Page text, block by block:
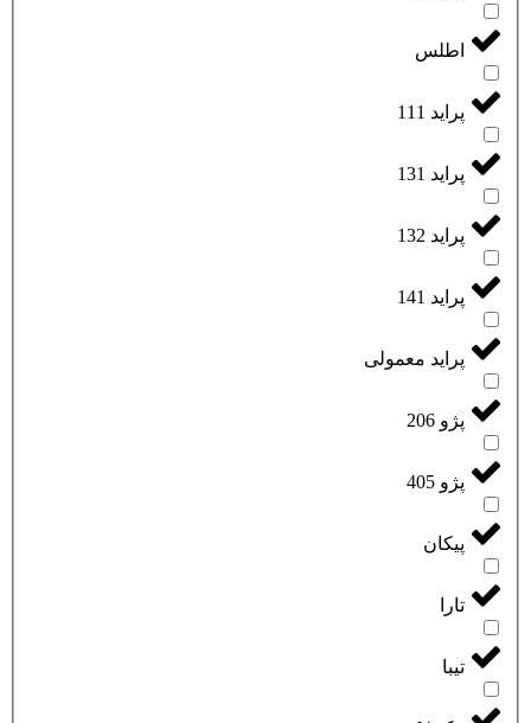
اطلس
پراید 111
پراید 131
پراید 132
پراید 141
پراید معمولی
پژو 206
پژو 405
پیکان
تارا
تیبا